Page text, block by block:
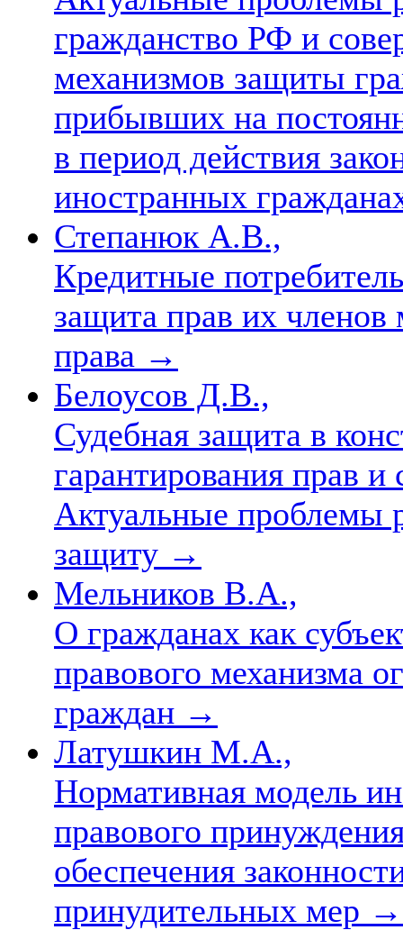
гражданство РФ и
механизмов защиты
прибывших на
в период действия
иностранных
Степанюк А.В.,
Кредитные
защита прав их членов
права →
Белоусов Д.В.,
Судебная защита в
гарантирования прав
Актуальные проблемы
защиту →
Мельников В.А.,
О гражданах как
правового механизма
граждан →
Латушкин М.А.,
Нормативная модель
правового
обеспечения
принудительных мер →